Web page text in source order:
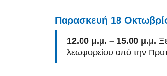
Παρασκευή 18
12.00 μ.μ. – 15.00 μ.μ.
λεωφορείου από την